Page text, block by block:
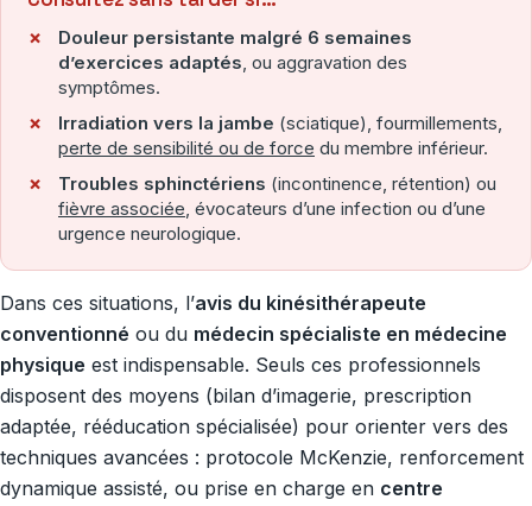
Douleur persistante malgré 6 semaines
d’exercices adaptés, ou aggravation des
symptômes.
Irradiation vers la jambe (sciatique), fourmillements,
perte de sensibilité ou de force du membre inférieur.
Troubles sphinctériens (incontinence, rétention) ou
fièvre associée, évocateurs d’une infection ou d’une
urgence neurologique.
Dans ces situations, l’avis du kinésithérapeute
conventionné ou du médecin spécialiste en médecine
physique est indispensable. Seuls ces professionnels
disposent des moyens (bilan d’imagerie, prescription
adaptée, rééducation spécialisée) pour orienter vers des
techniques avancées : protocole McKenzie, renforcement
dynamique assisté, ou prise en charge en centre